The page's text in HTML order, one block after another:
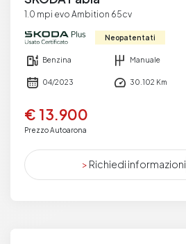
1.0 mpi evo Ambition 65cv
Neopatentati
Benzina Manuale
04/2023 30.102 Km
€ 13.900
Prezzo Autoarona
> Richiedi informazioni